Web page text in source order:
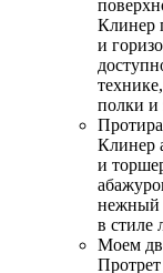
Клинер
и
полки и
Клинер
и
нежный
в стиле
Моем